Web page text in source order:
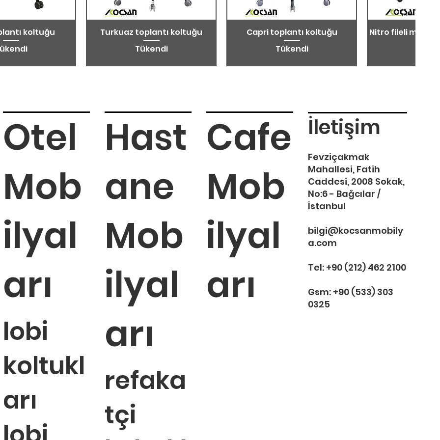
koltuğu
Turkuaz toplantı koltuğu
Tükendi
Capri toplantı koltuğu
Tükendi
Nitro fileli metal
Tükendi
Tükendi
Arya toplantı koltuğu
Tükendi
Tükendi
Tükendi
inca toplantı koltuğu
Tükendi
Otel
Mob
ilyal
arı
lobi
koltukl
arı
Hast
ane
Mob
ilyal
arı
refaka
tçi
Cafe
Mob
ilyal
arı
İletişim
Fevziçakmak
Mahallesi, Fatih
Caddesi, 2008 Sokak,
No:6 - Bağcılar /
İstanbul
bilgi@kocsanmobily
a.com
Tel: +90 (212) 462 2100
Gsm: +90 (533) 303
0325